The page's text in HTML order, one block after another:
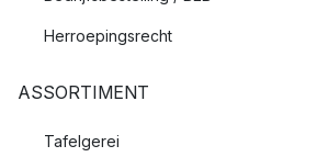
Herroepingsrecht
ASSORTIMENT
Tafelgerei